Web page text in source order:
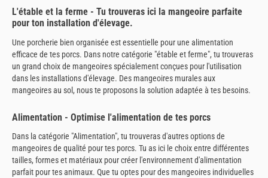
L'étable et la ferme - Tu trouveras ici la mangeoire parfaite
pour ton installation d'élevage.
Une porcherie bien organisée est essentielle pour une alimentation
efficace de tes porcs. Dans notre catégorie "étable et ferme", tu trouveras
un grand choix de mangeoires spécialement conçues pour l'utilisation
dans les installations d'élevage. Des mangeoires murales aux
mangeoires au sol, nous te proposons la solution adaptée à tes besoins.
Alimentation - Optimise l'alimentation de tes porcs
Dans la catégorie "Alimentation", tu trouveras d'autres options de
mangeoires de qualité pour tes porcs. Tu as ici le choix entre différentes
tailles, formes et matériaux pour créer l'environnement d'alimentation
parfait pour tes animaux. Que tu optes pour des mangeoires individuelles